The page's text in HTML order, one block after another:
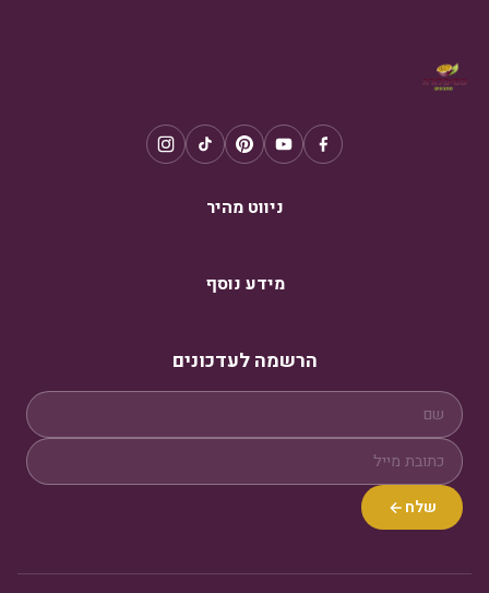
ניווט מהיר
מידע נוסף
הרשמה לעדכונים
שלח